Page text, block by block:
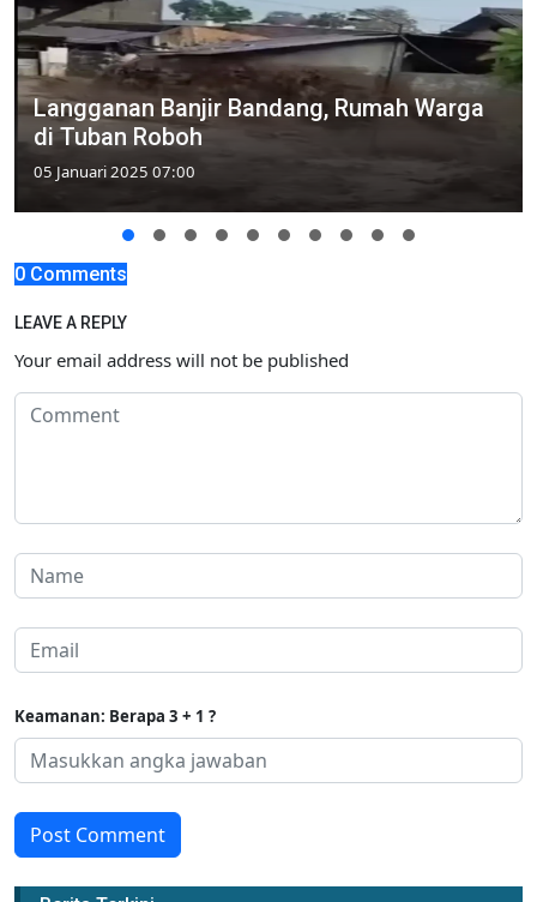
Langganan Banjir Bandang, Rumah Warga
di Tuban Roboh
05 Januari 2025 07:00
0 Comments
LEAVE A REPLY
Your email address will not be published
Keamanan: Berapa 3 + 1 ?
Post Comment